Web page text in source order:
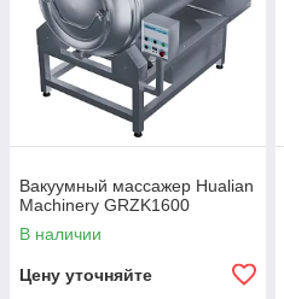
Вакуумный массажер Hualian
Machinery GRZK1600
В наличии
Цену уточняйте